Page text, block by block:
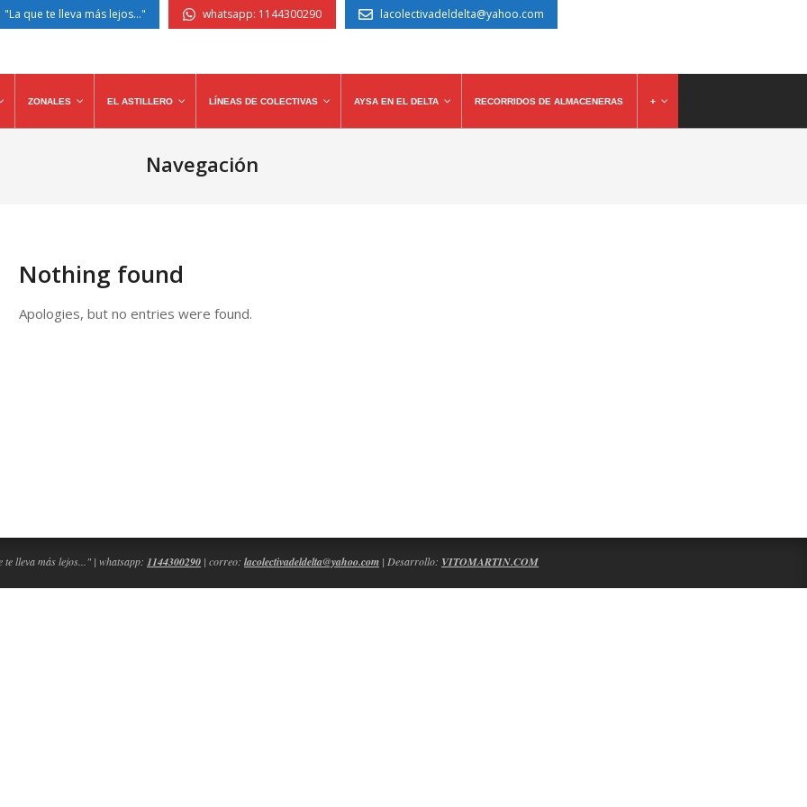
que te lleva más lejos..." whatsapp: 1144300290 lacolectivadeldelta@yahoo.com
ZONALES EL ASTILLERO LÍNEAS DE COLECTIVAS AYSA EN EL DELTA RECORRIDOS DE ALMACENERAS +
Navegación
Nothing found
Apologies, but no entries were found.
lleva más lejos..." | whatsapp: 1144300290 | correo: lacolectivadeldelta@yahoo.com | Desarrollo: VITOMARTIN.COM